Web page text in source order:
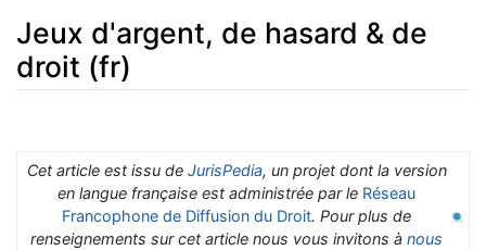
Jeux d'argent, de hasard & de
droit (fr)
Cet article est issu de JurisPedia, un projet dont la version
en langue française est administrée par le Réseau
Francophone de Diffusion du Droit. Pour plus de
renseignements sur cet article nous vous invitons à nous